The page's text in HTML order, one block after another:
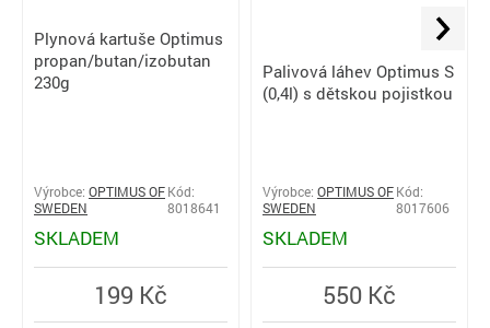
Plynová kartuše Optimus
propan/butan/izobutan
230g
Výrobce: OPTIMUS OF
SWEDEN
Kód:
8018641
SKLADEM
199 Kč
Palivová láhev Optimus S
(0,4l) s dětskou pojistkou
Výrobce: OPTIMUS OF
SWEDEN
Kód:
8017606
SKLADEM
550 Kč